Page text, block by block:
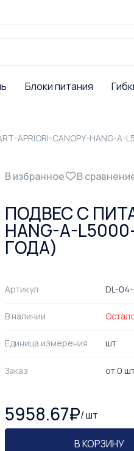
Блоки питания
APRIORI-CANOPY-HANG-A-
В избранное В
ПОДВЕС С
HANG-A-
ГОДА)
Артикул DL-
В наличии
Единица измерения шт
Заказ от0
5958.67₽/шт
В КОРЗИНУ